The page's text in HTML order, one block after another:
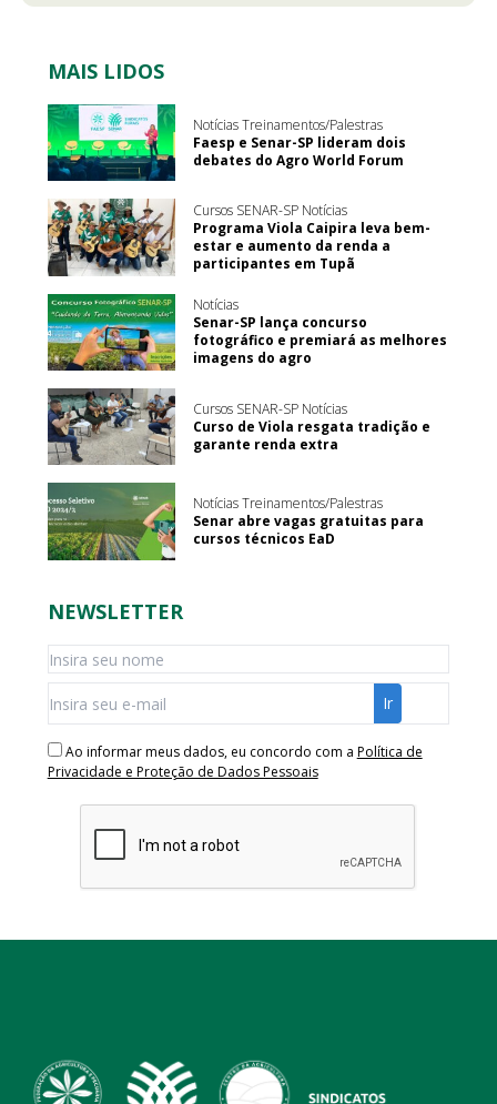
MAIS LIDOS
Notícias Treinamentos/Palestras
Faesp e Senar-SP lideram dois
debates do Agro World Forum
Cursos SENAR-SP Notícias
Programa Viola Caipira leva bem-
estar e aumento da renda a
participantes em Tupã
Notícias
Senar-SP lança concurso
fotográfico e premiará as melhores
imagens do agro
Cursos SENAR-SP Notícias
Curso de Viola resgata tradição e
garante renda extra
Notícias Treinamentos/Palestras
Senar abre vagas gratuitas para
cursos técnicos EaD
NEWSLETTER
Ao informar meus dados, eu concordo com a Política de
Privacidade e Proteção de Dados Pessoais